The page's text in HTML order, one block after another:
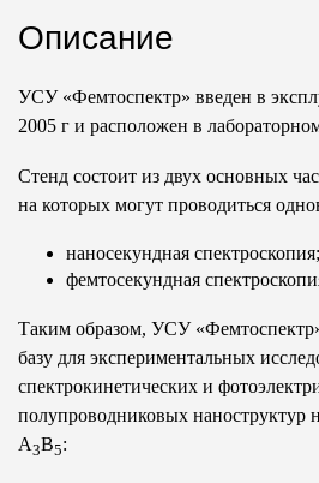
Описание
УСУ «Фемтоспектр» введен в
2005 г и расположен в
Стенд состоит из двух основных
на которых могут проводиться
наносекундная спектроскопия;
фемтосекундная
Таким образом, УСУ
базу для экспериментальных
спектрокинетических и
полупроводниковых наноструктур
А3B5: